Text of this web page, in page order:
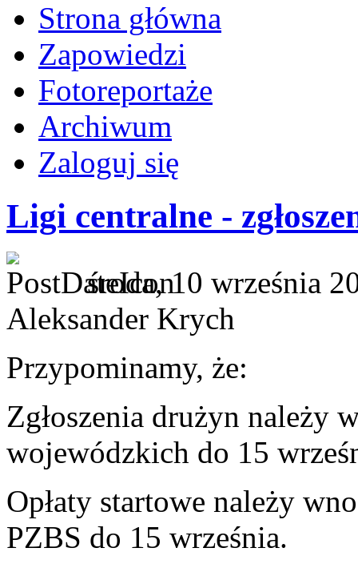
Strona główna
Zapowiedzi
Fotoreportaże
Archiwum
Zaloguj się
Ligi centralne -
środa, 10 września
Aleksander Krych
Przypominamy, że:
Zgłoszenia drużyn należy
wojewódzkich do 15
Opłaty startowe należy
PZBS do 15 września.